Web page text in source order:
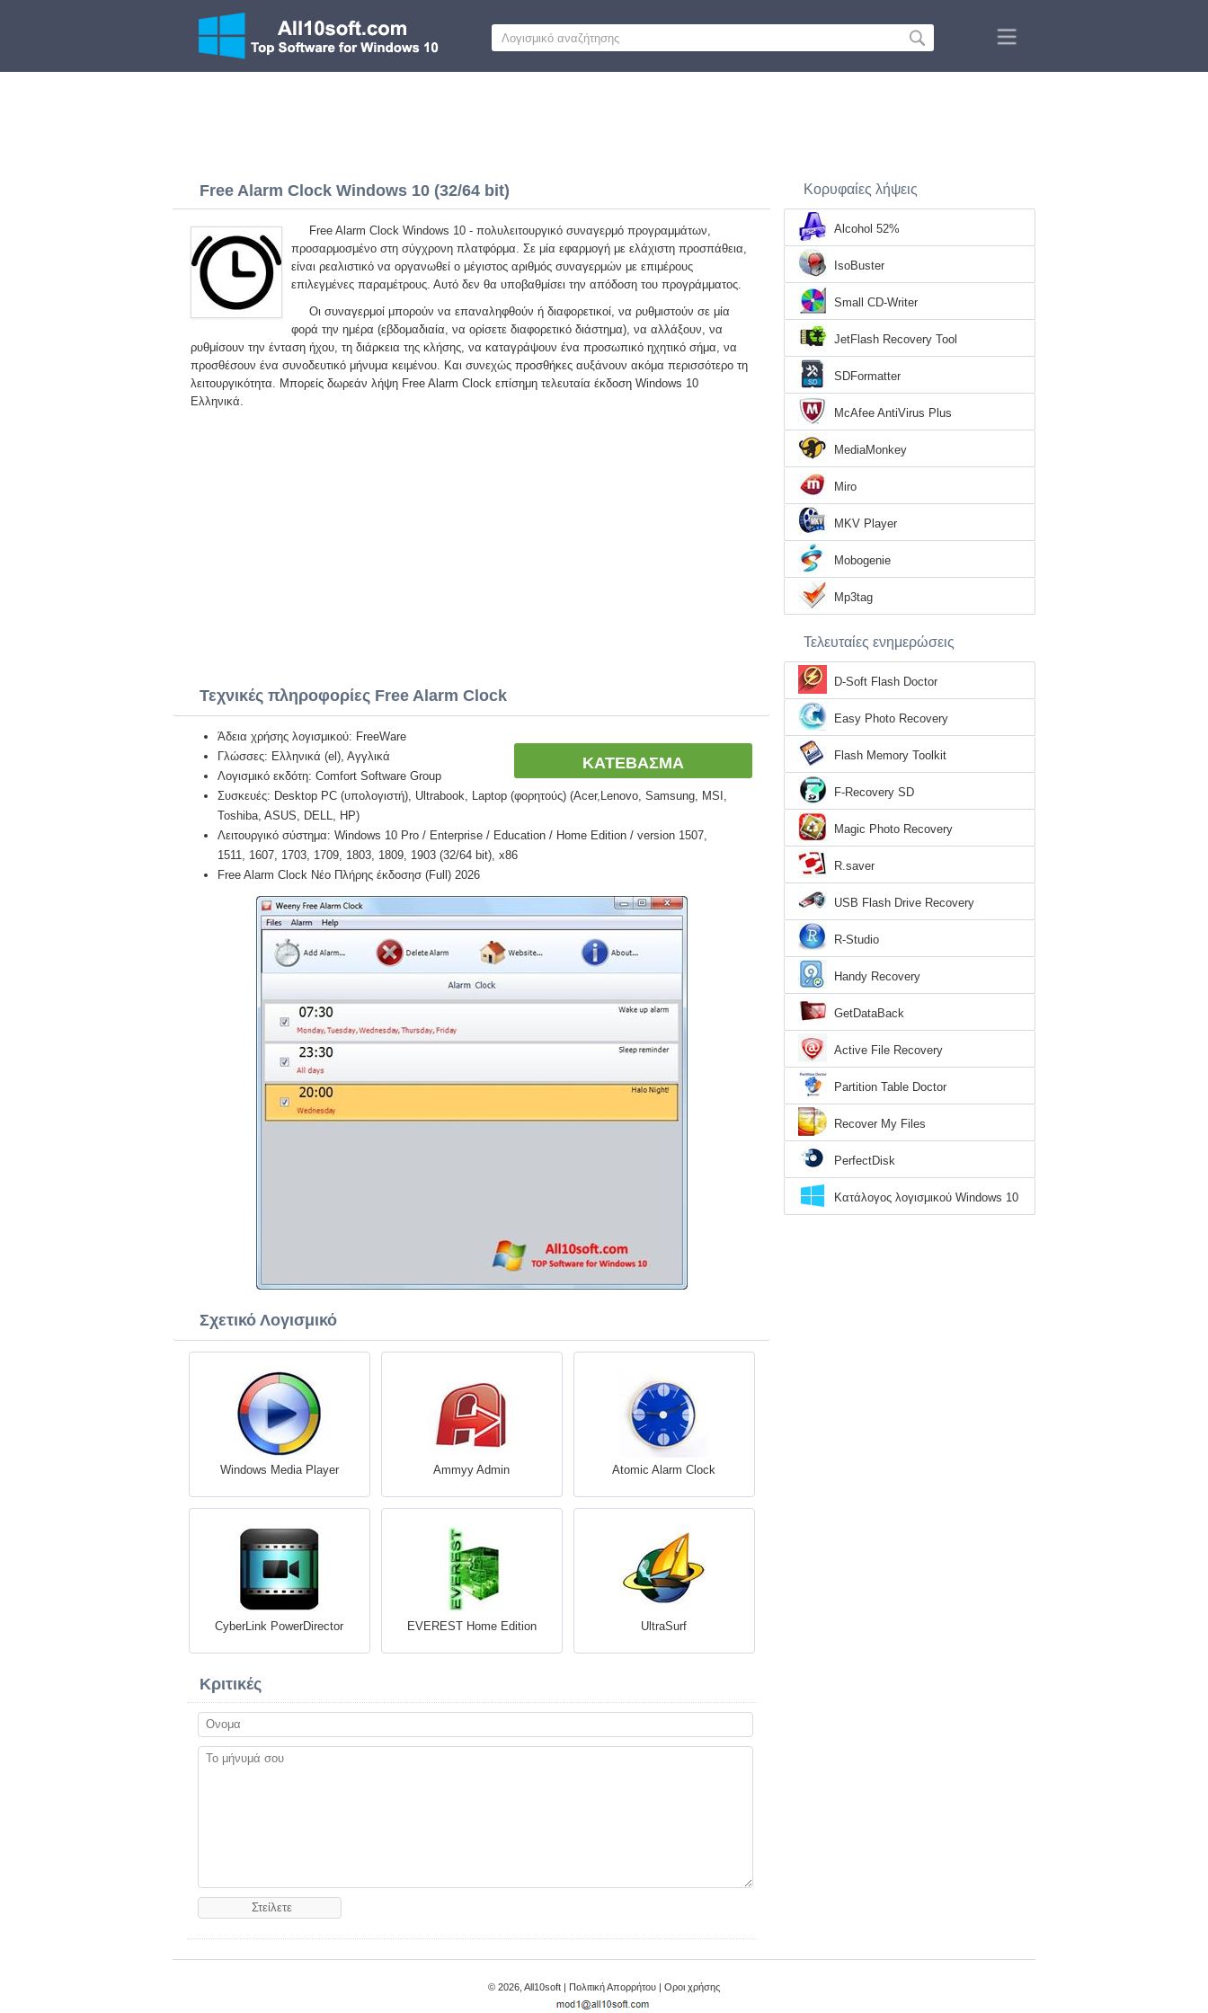
Free Alarm Clock Windows 10 (32/64 bit)
Free Alarm Clock Windows 10 - πολυλειτουργικό συναγερμό προγραμμάτων,
προσαρμοσμένο στη σύγχρονη πλατφόρμα. Σε μία εφαρμογή με ελάχιστη προσπάθεια,
είναι ρεαλιστικό να οργανωθεί ο μέγιστος αριθμός συναγερμών με επιμέρους
επιλεγμένες παραμέτρους. Αυτό δεν θα υποβαθμίσει την απόδοση του προγράμματος.
Οι συναγερμοί μπορούν να επαναληφθούν ή διαφορετικοί, να ρυθμιστούν σε μία
φορά την ημέρα (εβδομαδιαία, να ορίσετε διαφορετικό διάστημα), να αλλάξουν, να
ρυθμίσουν την ένταση ήχου, τη διάρκεια της κλήσης, να καταγράψουν ένα προσωπικό ηχητικό σήμα, να
προσθέσουν ένα συνοδευτικό μήνυμα κειμένου. Και συνεχώς προσθήκες αυξάνουν ακόμα περισσότερο τη
λειτουργικότητα. Μπορείς δωρεάν λήψη Free Alarm Clock επίσημη τελευταία έκδοση Windows 10
Ελληνικά.
Τεχνικές πληροφορίες Free Alarm Clock
ΚΑΤΕΒΑΣΜΑ
Άδεια χρήσης λογισμικού: FreeWare
Γλώσσες: Ελληνικά (el), Αγγλικά
Λογισμικό εκδότη: Comfort Software Group
Συσκευές: Desktop PC (υπολογιστή), Ultrabook, Laptop (φορητούς) (Acer,Lenovo, Samsung, MSI,
Toshiba, ASUS, DELL, HP)
Λειτουργικό σύστημα: Windows 10 Pro / Enterprise / Education / Home Edition / version 1507,
1511, 1607, 1703, 1709, 1803, 1809, 1903 (32/64 bit), x86
Free Alarm Clock Νέο Πλήρης έκδοσησ (Full) 2026
Σχετικό Λογισμικό
Windows Media Player Ammyy Admin Atomic Alarm Clock
CyberLink PowerDirector EVEREST Home Edition UltraSurf
Κριτικές
Κορυφαίες λήψεις
Alcohol 52%
IsoBuster
Small CD-Writer
JetFlash Recovery Tool
SDFormatter
McAfee AntiVirus Plus
MediaMonkey
Miro
MKV Player
Mobogenie
Mp3tag
Τελευταίες ενημερώσεις
D-Soft Flash Doctor
Easy Photo Recovery
Flash Memory Toolkit
F-Recovery SD
Magic Photo Recovery
R.saver
USB Flash Drive Recovery
R-Studio
Handy Recovery
GetDataBack
Active File Recovery
Partition Table Doctor
Recover My Files
PerfectDisk
Κατάλογος λογισμικού Windows 10
© 2026, All10soft | Πολιτική Απορρήτου | Οροι χρήσης